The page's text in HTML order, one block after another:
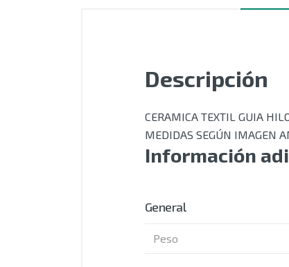
Descripción
CERAMICA TEXTIL GUIA
MEDIDAS SEGÚN IMAGEN
Información
General
Peso